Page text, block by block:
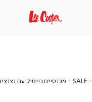
ראשי
SALE
SALE
מכנסיים בייסיק עם